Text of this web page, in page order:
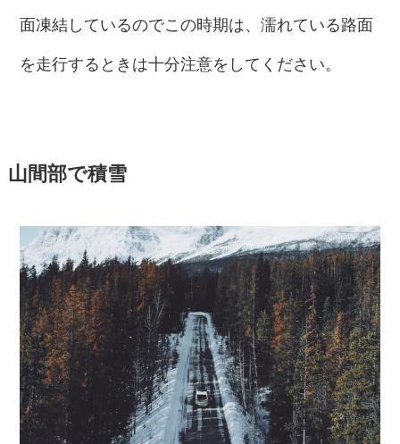
面凍結しているのでこの時期は、濡れている路面
を走行するときは十分注意をしてください。
山間部で積雪